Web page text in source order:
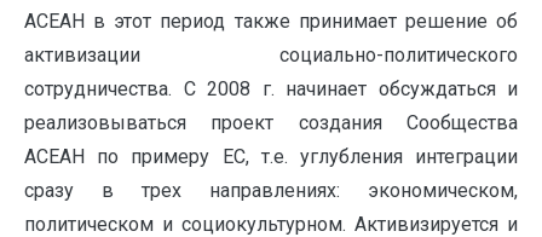
АСЕАН в этот период также принимает решение об
активизации социально-политического
сотрудничества. С 2008 г. начинает обсуждаться и
реализовываться проект создания Сообщества
АСЕАН по примеру ЕС, т.е. углубления интеграции
сразу в трех направлениях: экономическом,
политическом и социокультурном. Активизируется и